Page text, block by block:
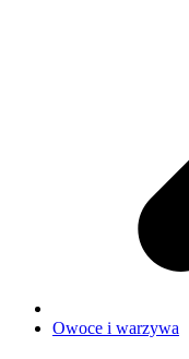
Owoce i warzywa